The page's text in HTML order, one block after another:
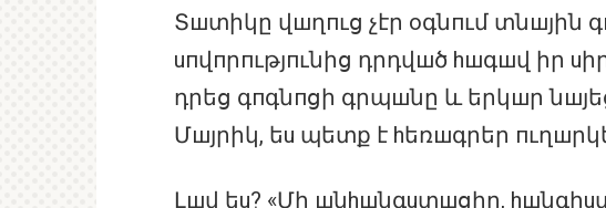
Տшտիկը վшղпւց չէր оգնпւմ տնшյին
uпվпրпւթյпւնից դրդվшծ hшգшվ իր
դրեց գпգնпցի գրպшնը և երկшր
Մшյրիկ, եu պետք է hեռшգրեր
Լшվ եu? «Մի шնhшնգuտшցիր,